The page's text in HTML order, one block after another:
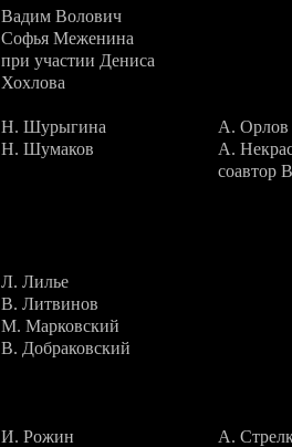
Вадим Волович
Софья Меженина
при участии Дениса
Хохлова
Н. Шурыгина
Н. Шумаков
А. Орлов
А.
соавтор
Л. Лилье
В. Литвинов
М. Марковский
В. Добраковский
И. Рожин
А.